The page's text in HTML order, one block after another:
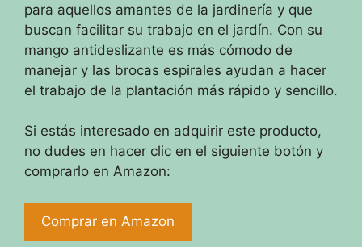
para aquellos amantes de la jardinería y que
buscan facilitar su trabajo en el jardín. Con su
mango antideslizante es más cómodo de
manejar y las brocas espirales ayudan a hacer
el trabajo de la plantación más rápido y sencillo.
Si estás interesado en adquirir este producto,
no dudes en hacer clic en el siguiente botón y
comprarlo en Amazon:
Comprar en Amazon